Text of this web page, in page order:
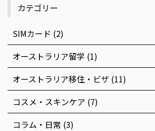
カテゴリー
SIMカード (2)
オーストラリア留学 (1)
オーストラリア移住・ビザ (11)
コスメ・スキンケア (7)
コラム・日常 (3)